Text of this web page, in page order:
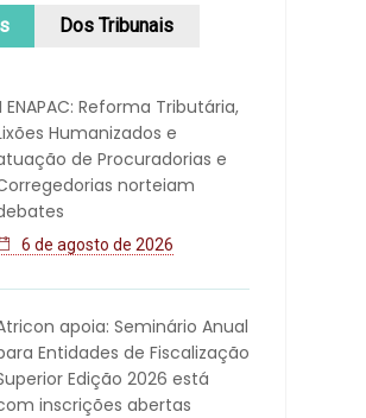
Dos Tribunais
ENAPAC: Reforma Tributária,
Humanizados e
de Procuradorias e
norteiam
6 de agosto de 2026
apoia: Seminário Anual
Entidades de Fiscalização
Edição 2026 está
inscrições abertas